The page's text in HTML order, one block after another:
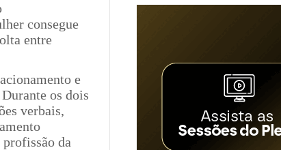
consegue
entre
e
os dois
verbais,
da